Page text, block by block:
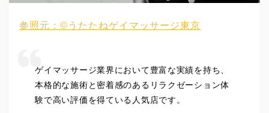
参照元：©うたたねゲイマッサージ東京
ゲイマッサージ業界において豊富な実績を持ち、
本格的な施術と密着感のあるリラクゼーション体
験で高い評価を得ている人気店です。